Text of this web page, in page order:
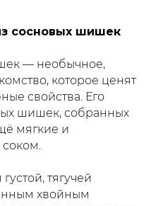
сосновых шишек
— необычное,
которое ценят
свойства. Его
шишек, собранных
мягкие и
тягучей
хвойным